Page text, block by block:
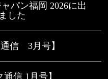
パン福岡 2026に出
した
通信 3月号】
通信 1月号】